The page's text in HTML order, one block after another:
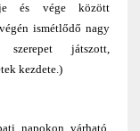
és vége között
ismétlődő nagy
szerepet játszott,
kezdete.)
napokon várható,